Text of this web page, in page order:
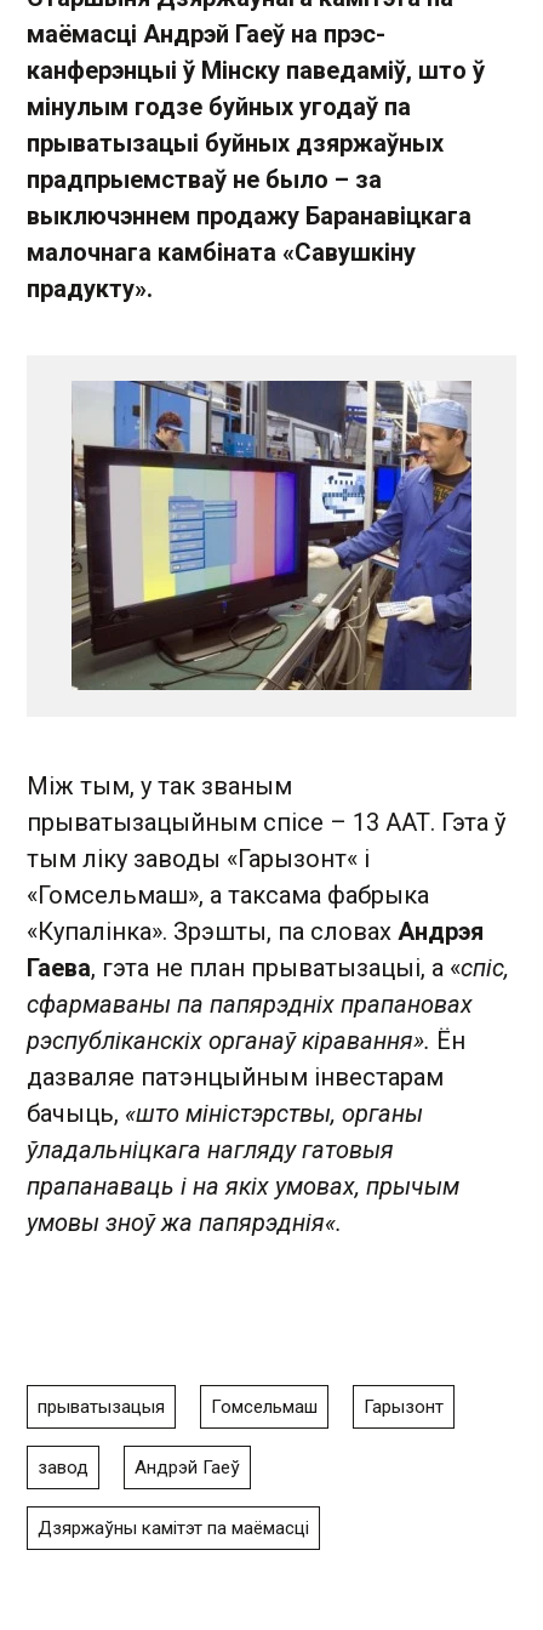
маёмасці Андрэй Гаеў на прэс-
канферэнцыі ў Мінску паведаміў, што ў
мінулым годзе буйных угодаў па
прыватызацыі буйных дзяржаўных
прадпрыемстваў не было – за
выключэннем продажу Баранавіцкага
малочнага камбіната «Савушкіну
прадукту».
Між тым, у так званым
прыватызацыйным спісе – 13 ААТ. Гэта ў
тым ліку заводы «Гарызонт« і
«Гомсельмаш», а таксама фабрыка
«Купалінка». Зрэшты, па словах Андрэя
Гаева, гэта не план прыватызацыі, а «спіс,
сфармаваны па папярэдніх прапановах
рэспубліканскіх органаў кіравання». Ён
дазваляе патэнцыйным інвестарам
бачыць, «што міністэрствы, органы
ўладальніцкага нагляду гатовыя
прапанаваць і на якіх умовах, прычым
умовы зноў жа папярэднія«.
прыватызацыя Гомсельмаш Гарызонт
завод Андрэй Гаеў
Дзяржаўны камітэт па маёмасці